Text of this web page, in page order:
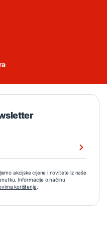
akcijske cijene i novitete iz naše
Informacije o načinu
korištenja.